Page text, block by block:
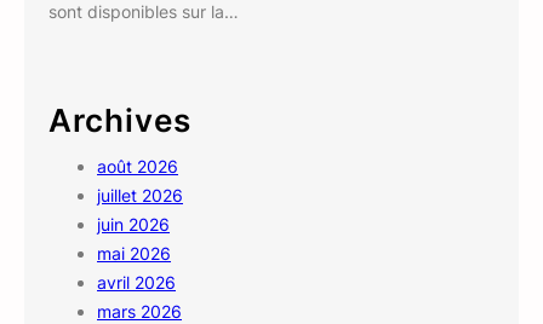
sont disponibles sur la…
Archives
août 2026
juillet 2026
juin 2026
mai 2026
avril 2026
mars 2026